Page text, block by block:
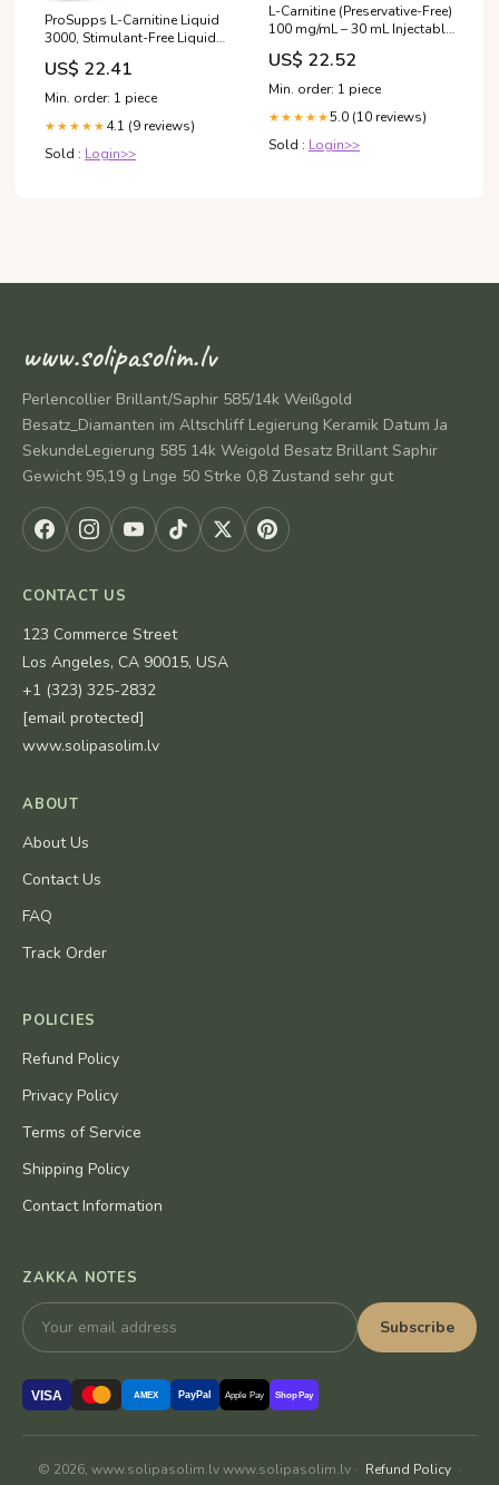
ProSupps L-Carnitine Liquid
3000, Stimulant-Free Liquid
Shots for Men & Women -
Clean Workout Drink for
Energy, Performance &
Muscle Recovery - No Sugar,
No Carbs
US$ 22.41
Min. order: 1 piece
★★★★★ 4.1 (9 reviews)
Sold : Login>>
L-Carnitine (Preservative-Free)
100 mg/mL – 30 mL Injectable
– Premium Health Care
Pharmacy
US$ 22.52
Min. order: 1 piece
★★★★★5.0 (10 reviews)
Sold : Login>>
www.solipasolim.lv
Perlencollier Brillant/Saphir 585/14k Weißgold
Besatz_Diamanten im Altschliff Legierung Keramik Datum Ja
SekundeLegierung 585 14k Weigold Besatz Brillant Saphir
Gewicht 95,19 g Lnge 50 Strke 0,8 Zustand sehr gut
CONTACT US
123 Commerce Street
Los Angeles, CA 90015, USA
+1 (323) 325-2832
[email protected]
www.solipasolim.lv
ABOUT
About Us
Contact Us
FAQ
Track Order
POLICIES
Refund Policy
Privacy Policy
Terms of Service
Shipping Policy
Contact Information
ZAKKA NOTES
Subscribe
VISA AMEX PayPal Apple Pay Shop Pay
© 2026, www.solipasolim.lv www.solipasolim.lv · Refund Policy ·